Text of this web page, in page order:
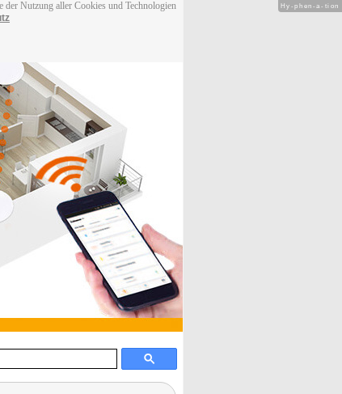
Nutzung aller Cookies und Technologien
Hy-phen-a-tion